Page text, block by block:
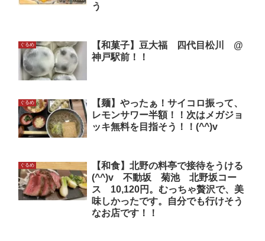
う
ぐるめ
【和菓子】豆大福 四代目松川 @
神戸駅前！！
ぐるめ
【麺】やったぁ！サイコロ振って、
レモンサワー半額！！次はメガジョ
ッキ無料を目指そう！！(^^)v
ぐるめ
【和食】北野の料亭で接待をうける
(^^)v 不動坂 菊池 北野坂コー
ス 10,120円。むっちゃ贅沢で、美
味しかったです。自分でも行けそう
なお店です！！